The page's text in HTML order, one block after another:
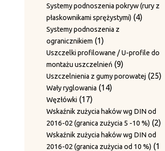
produkty
Systemy podnoszenia pokryw (rury z
płaskownikami sprężystymi)
44
Systemy podnoszenia z
ogranicznikiem
11
produkt
Uszczelki profilowane / U-profile do
montażu uszczelnień
99
produktów
Uszczelnienia z gumy porowatej 2525
Wały ryglowania 1414
Węzłówki 1717
produktów
Wskaźnik zużycia haków wg DIN od
2016-02 (granica zużycia 5 -10 %)
22
Wskaźnik zużycia haków wg DIN od
2016-02 (granica zużycia od 10 %)
1